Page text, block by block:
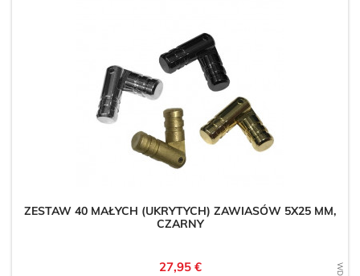
ZESTAW 40 MAŁYCH (UKRYTYCH) ZAWIASÓW 5X25 MM,
CZARNY
Cena
27,95 €